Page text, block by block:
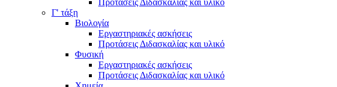
Γ' τάξη
Βιολογία
Εργαστηριακές ασκήσεις
Προτάσεις Διδασκαλίας και υλικό
Φυσική
Εργαστηριακές ασκήσεις
Προτάσεις Διδασκαλίας και υλικό